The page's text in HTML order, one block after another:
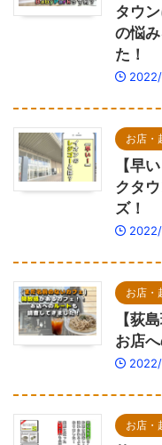
タウ
の悩
た！
お店・
【早
クタ
ズ！
お店・
【荻
お店
お店・